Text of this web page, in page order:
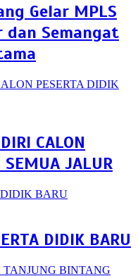
Gelar MPLS
Semangat
CALON
SEMUA JALUR
DIDIK BARU